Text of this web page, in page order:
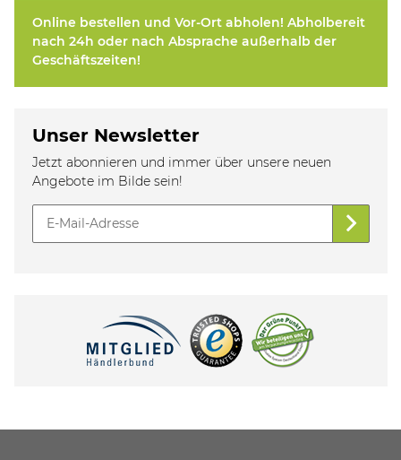
Online bestellen und Vor-Ort abholen! Abholbereit
nach 24h oder nach Absprache außerhalb der
Geschäftszeiten!
Unser Newsletter
Jetzt abonnieren und immer über unsere neuen
Angebote im Bilde sein!